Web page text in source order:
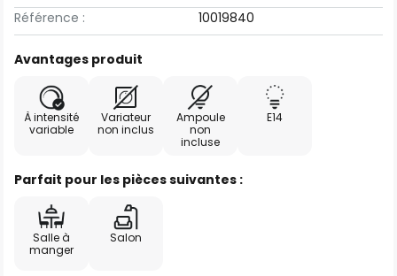
Référence :
10019840
Avantages produit
À intensité
variable
Variateur
non inclus
Ampoule
non
incluse
E14
Parfait pour les pièces suivantes :
Salle à
manger
Salon